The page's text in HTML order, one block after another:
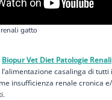
gatto
Biopur Vet Diet Patologie Renali
casalinga di
insufficienza renale cronica